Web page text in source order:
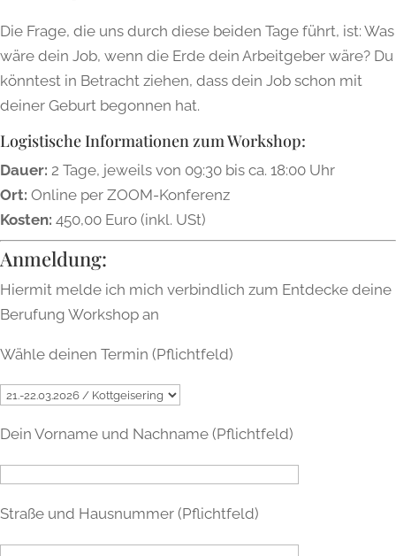
Die Frage, die uns durch diese beiden Tage führt, ist: Was
wäre dein Job, wenn die Erde dein Arbeitgeber wäre? Du
könntest in Betracht ziehen, dass dein Job schon mit
deiner Geburt begonnen hat.
Logistische Informationen zum Workshop:
Dauer: 2 Tage, jeweils von 09:30 bis ca. 18:00 Uhr
Ort: Online per ZOOM-Konferenz
Kosten: 450,00 Euro (inkl. USt)
Anmeldung:
Hiermit melde ich mich verbindlich zum Entdecke deine
Berufung Workshop an
Wähle deinen Termin (Pflichtfeld)
Dein Vorname und Nachname (Pflichtfeld)
Straße und Hausnummer (Pflichtfeld)